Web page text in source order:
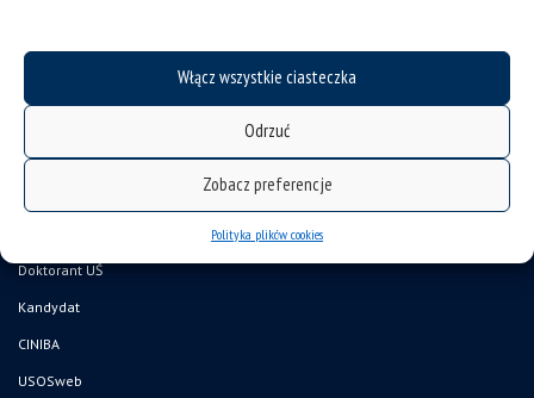
Włącz wszystkie ciasteczka
Odrzuć
Zobacz preferencje
Polityka plików cookies
mapa strony
Wydział Nauk Przyrodniczych
Doktorant UŚ
Kandydat
CINIBA
USOSweb